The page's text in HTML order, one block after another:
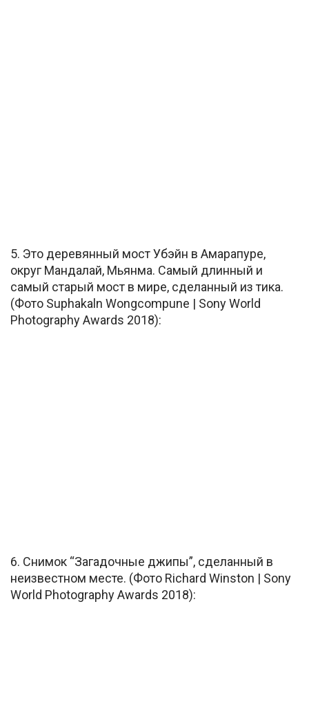
5. Это деревянный мост Убэйн в Амарапуре,
округ Мандалай, Мьянма. Самый длинный и
самый старый мост в мире, сделанный из тика.
(Фото Suphakaln Wongcompune | Sony World
Photography Awards 2018):
6. Снимок “Загадочные джипы”, сделанный в
неизвестном месте. (Фото Richard Winston | Sony
World Photography Awards 2018):